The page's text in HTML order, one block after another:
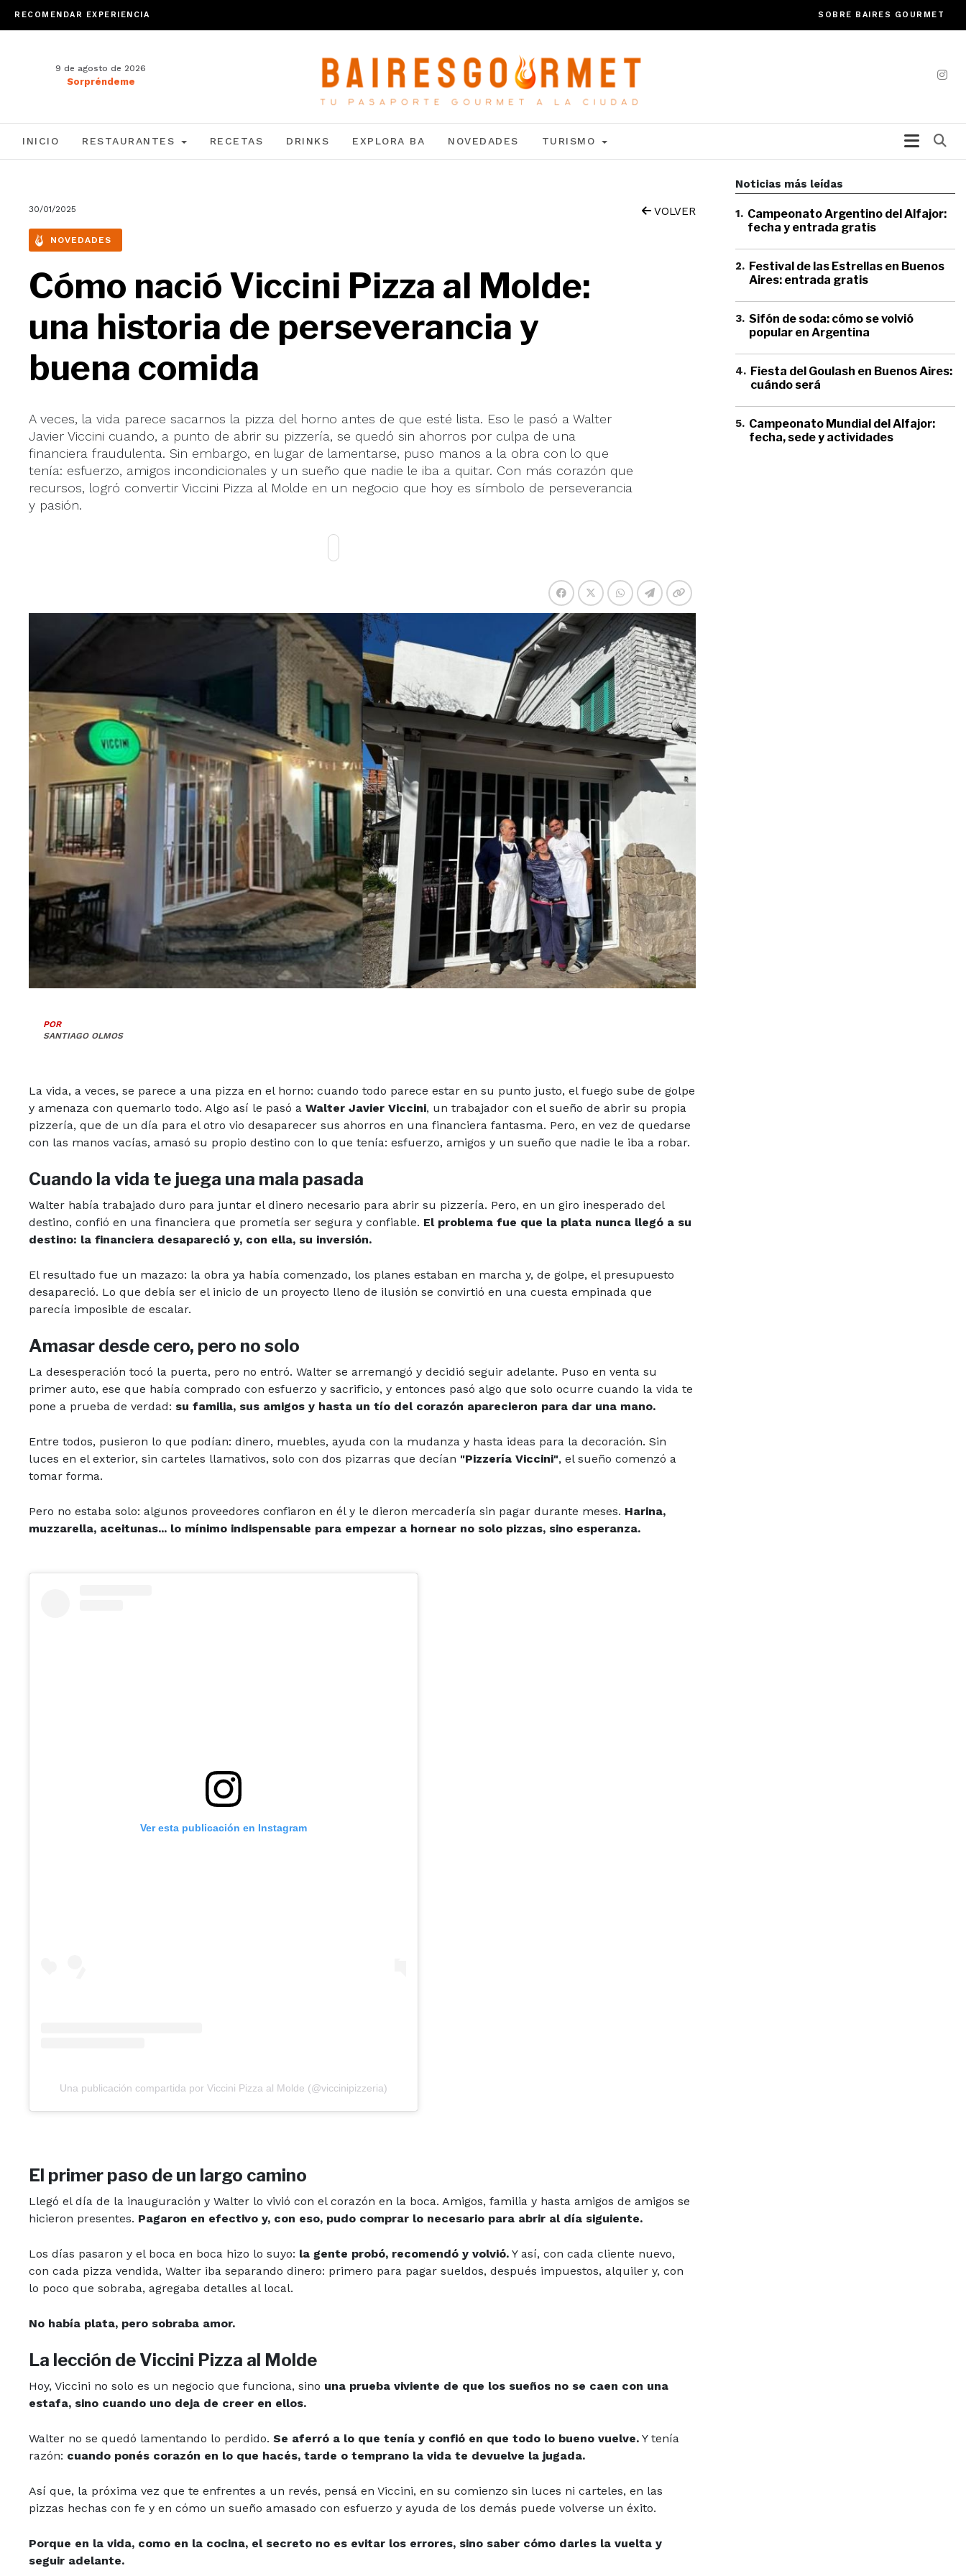
RECOMENDAR EXPERIENCIA SOBRE BAIRES GOURMET
9 de agosto de 2026
Sorpréndeme
INICIO RESTAURANTES RECETAS DRINKS EXPLORA BA NOVEDADES TURISMO
30/01/2025 VOLVER
NOVEDADES
Cómo nació Viccini Pizza al Molde:
una historia de perseverancia y
buena comida
A veces, la vida parece sacarnos la pizza del horno antes de que esté lista. Eso le pasó a Walter
Javier Viccini cuando, a punto de abrir su pizzería, se quedó sin ahorros por culpa de una
financiera fraudulenta. Sin embargo, en lugar de lamentarse, puso manos a la obra con lo que
tenía: esfuerzo, amigos incondicionales y un sueño que nadie le iba a quitar. Con más corazón que
recursos, logró convertir Viccini Pizza al Molde en un negocio que hoy es símbolo de perseverancia
y pasión.
POR
SANTIAGO OLMOS
La vida, a veces, se parece a una pizza en el horno: cuando todo parece estar en su punto justo, el fuego sube de golpe
y amenaza con quemarlo todo. Algo así le pasó a Walter Javier Viccini, un trabajador con el sueño de abrir su propia
pizzería, que de un día para el otro vio desaparecer sus ahorros en una financiera fantasma. Pero, en vez de quedarse
con las manos vacías, amasó su propio destino con lo que tenía: esfuerzo, amigos y un sueño que nadie le iba a robar.
Cuando la vida te juega una mala pasada
Walter había trabajado duro para juntar el dinero necesario para abrir su pizzería. Pero, en un giro inesperado del
destino, confió en una financiera que prometía ser segura y confiable. El problema fue que la plata nunca llegó a su
destino: la financiera desapareció y, con ella, su inversión.
El resultado fue un mazazo: la obra ya había comenzado, los planes estaban en marcha y, de golpe, el presupuesto
desapareció. Lo que debía ser el inicio de un proyecto lleno de ilusión se convirtió en una cuesta empinada que
parecía imposible de escalar.
Amasar desde cero, pero no solo
La desesperación tocó la puerta, pero no entró. Walter se arremangó y decidió seguir adelante. Puso en venta su
primer auto, ese que había comprado con esfuerzo y sacrificio, y entonces pasó algo que solo ocurre cuando la vida te
pone a prueba de verdad: su familia, sus amigos y hasta un tío del corazón aparecieron para dar una mano.
Entre todos, pusieron lo que podían: dinero, muebles, ayuda con la mudanza y hasta ideas para la decoración. Sin
luces en el exterior, sin carteles llamativos, solo con dos pizarras que decían "Pizzería Viccini", el sueño comenzó a
tomar forma.
Pero no estaba solo: algunos proveedores confiaron en él y le dieron mercadería sin pagar durante meses. Harina,
muzzarella, aceitunas... lo mínimo indispensable para empezar a hornear no solo pizzas, sino esperanza.
Ver esta publicación en Instagram
Una publicación compartida por Viccini Pizza al Molde (@viccinipizzeria)
El primer paso de un largo camino
Llegó el día de la inauguración y Walter lo vivió con el corazón en la boca. Amigos, familia y hasta amigos de amigos se
hicieron presentes. Pagaron en efectivo y, con eso, pudo comprar lo necesario para abrir al día siguiente.
Los días pasaron y el boca en boca hizo lo suyo: la gente probó, recomendó y volvió. Y así, con cada cliente nuevo,
con cada pizza vendida, Walter iba separando dinero: primero para pagar sueldos, después impuestos, alquiler y, con
lo poco que sobraba, agregaba detalles al local.
No había plata, pero sobraba amor.
La lección de Viccini Pizza al Molde
Hoy, Viccini no solo es un negocio que funciona, sino una prueba viviente de que los sueños no se caen con una
estafa, sino cuando uno deja de creer en ellos.
Walter no se quedó lamentando lo perdido. Se aferró a lo que tenía y confió en que todo lo bueno vuelve. Y tenía
razón: cuando ponés corazón en lo que hacés, tarde o temprano la vida te devuelve la jugada.
Así que, la próxima vez que te enfrentes a un revés, pensá en Viccini, en su comienzo sin luces ni carteles, en las
pizzas hechas con fe y en cómo un sueño amasado con esfuerzo y ayuda de los demás puede volverse un éxito.
Porque en la vida, como en la cocina, el secreto no es evitar los errores, sino saber cómo darles la vuelta y
seguir adelante.
Noticias más leídas
1. Campeonato Argentino del Alfajor:
fecha y entrada gratis
2. Festival de las Estrellas en Buenos
Aires: entrada gratis
3. Sifón de soda: cómo se volvió
popular en Argentina
4. Fiesta del Goulash en Buenos Aires:
cuándo será
5. Campeonato Mundial del Alfajor:
fecha, sede y actividades